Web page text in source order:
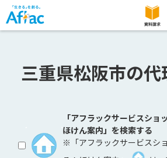
三重県松阪市の
「アフラックサービスショ
ほけん案内」を検索する
※「アフラックサービスシ